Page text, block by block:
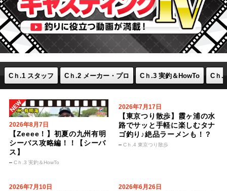
Cｈ.1 スタッフ Cｈ.2 メーカー・プロ Cｈ.3 実釣＆HowTo Cｈ
2026年8月7日
【Zeeee！】初夏の九州有明
シーバス攻略編！！【シーバ
ス】
Cｈ.3 実釣＆HowTo
2026年7月17日
【東京つり散歩】霞ヶ浦の水
路でサッと手軽に楽しむタナ
ゴ釣り♪絶品ラーメンも！？
Cｈ.4 東京つり散歩
2026年7月10日 2026年6月26日